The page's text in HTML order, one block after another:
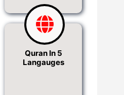
Quran In 5
Langauges